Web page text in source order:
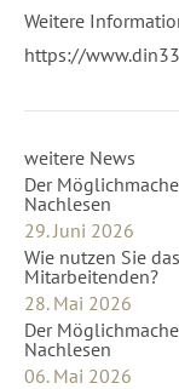
Weitere
https://
weitere News
Der
Nachlesen
29. Juni 2026
Wie nutzen Sie
Mitarbeitenden?
28. Mai 2026
Der
Nachlesen
06. Mai 2026